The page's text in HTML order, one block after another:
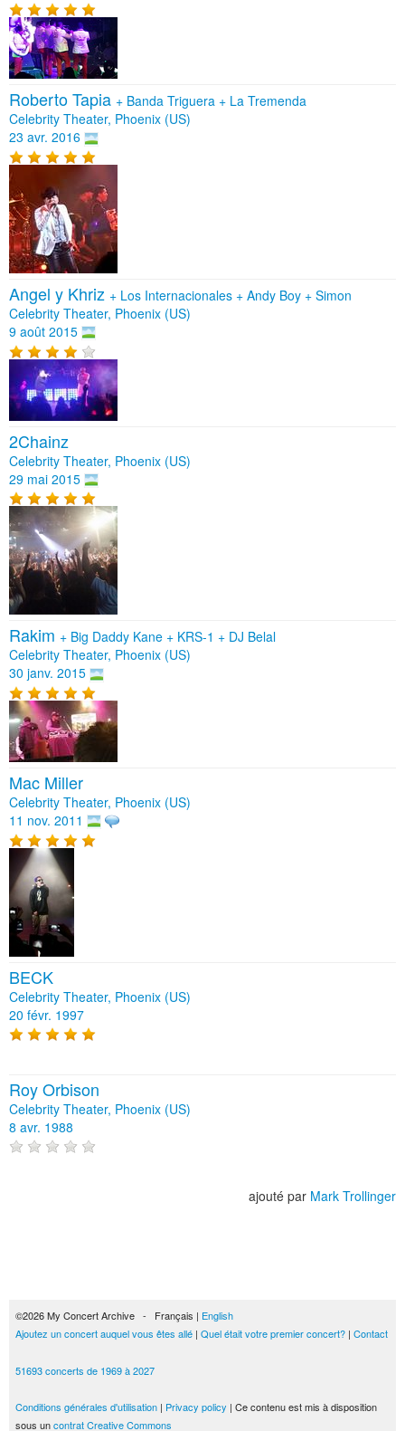
Roberto Tapia + Banda Triguera + La Tremenda
Celebrity Theater, Phoenix (US)
23 avr. 2016
Angel y Khriz + Los Internacionales + Andy Boy + Simon
Celebrity Theater, Phoenix (US)
9 août 2015
2Chainz
Celebrity Theater, Phoenix (US)
29 mai 2015
Rakim + Big Daddy Kane + KRS-1 + DJ Belal
Celebrity Theater, Phoenix (US)
30 janv. 2015
Mac Miller
Celebrity Theater, Phoenix (US)
11 nov. 2011
BECK
Celebrity Theater, Phoenix (US)
20 févr. 1997
Roy Orbison
Celebrity Theater, Phoenix (US)
8 avr. 1988
ajouté par Mark Trollinger
©2026 My Concert Archive - Français | English
Ajoutez un concert auquel vous êtes allé | Quel était votre premier concert? | Contact
51693 concerts de 1969 à 2027
Conditions générales d'utilisation | Privacy policy | Ce contenu est mis à disposition
sous uncontrat Creative Commons